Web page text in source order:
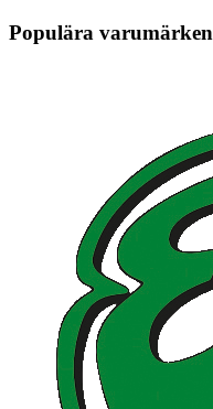
Populära varumärken